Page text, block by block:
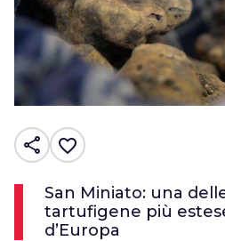
share favorite_border
San Miniato: una
tartufigene più
d’Europa